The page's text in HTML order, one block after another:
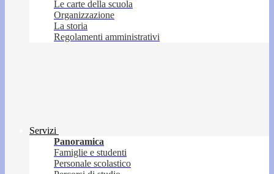
Le carte della scuola
Organizzazione
La storia
Regolamenti amministrativi
Servizi
Panoramica
Famiglie e studenti
Personale scolastico